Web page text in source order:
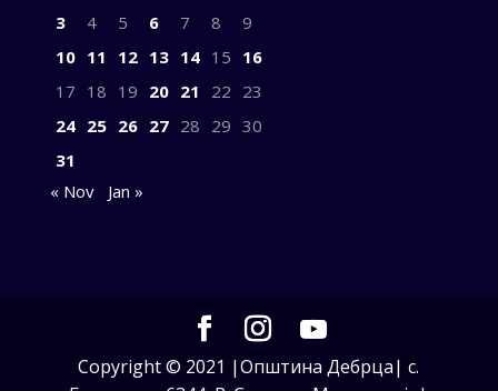
3
4 5 6 7 8
9
10 11 12 13 14 15 16
17 18 19 20 21 22 23
24 25 26 27 28 29 30
31
« Nov
Jan »
Copyright © 2021 |Општина Дебрца| с.